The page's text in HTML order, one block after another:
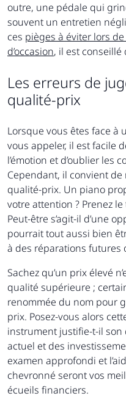
outre, une pédale qui
souvent un entretien
ces pièges à éviter lors de
d’occasion, il est
Les erreurs de
qualité-prix
Lorsque vous êtes face à
vous appeler, il est facile
l’émotion et d’oublier les
Cependant, il convient de
qualité-prix. Un piano
votre attention ? Prenez
Peut-être s’agit-il d’une
pourrait tout aussi bien
à des réparations futures
Sachez qu’un prix élevé
qualité supérieure ;
renommée du nom pour
prix. Posez-vous alors
instrument justifie-t-il
actuel et des
examen approfondi et
chevronné seront vos
écueils financiers.